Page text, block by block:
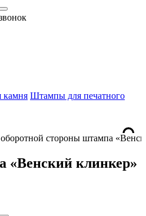
Штампы для печатного
«Венский клинкер»